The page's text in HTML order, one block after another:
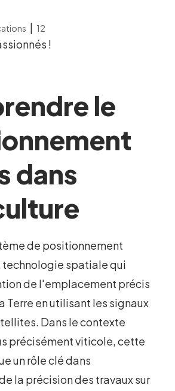
| 12
!
le
dans
de positionnement
technologie spatiale qui
de l'emplacement précis
Terre en utilisant les signaux
Dans le contexte
précisément viticole, cette
un rôle clé dans
la précision des travaux sur